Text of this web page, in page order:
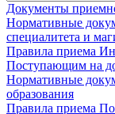
Документы
Нормативные
специалитета и
Правила приема
Поступающим на
Нормативные
образования
Правила приема